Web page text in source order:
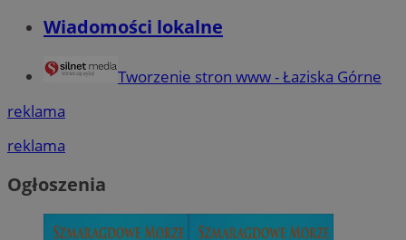
Wiadomości lokalne
Tworzenie stron www - Łaziska Górne
reklama
reklama
Ogłoszenia